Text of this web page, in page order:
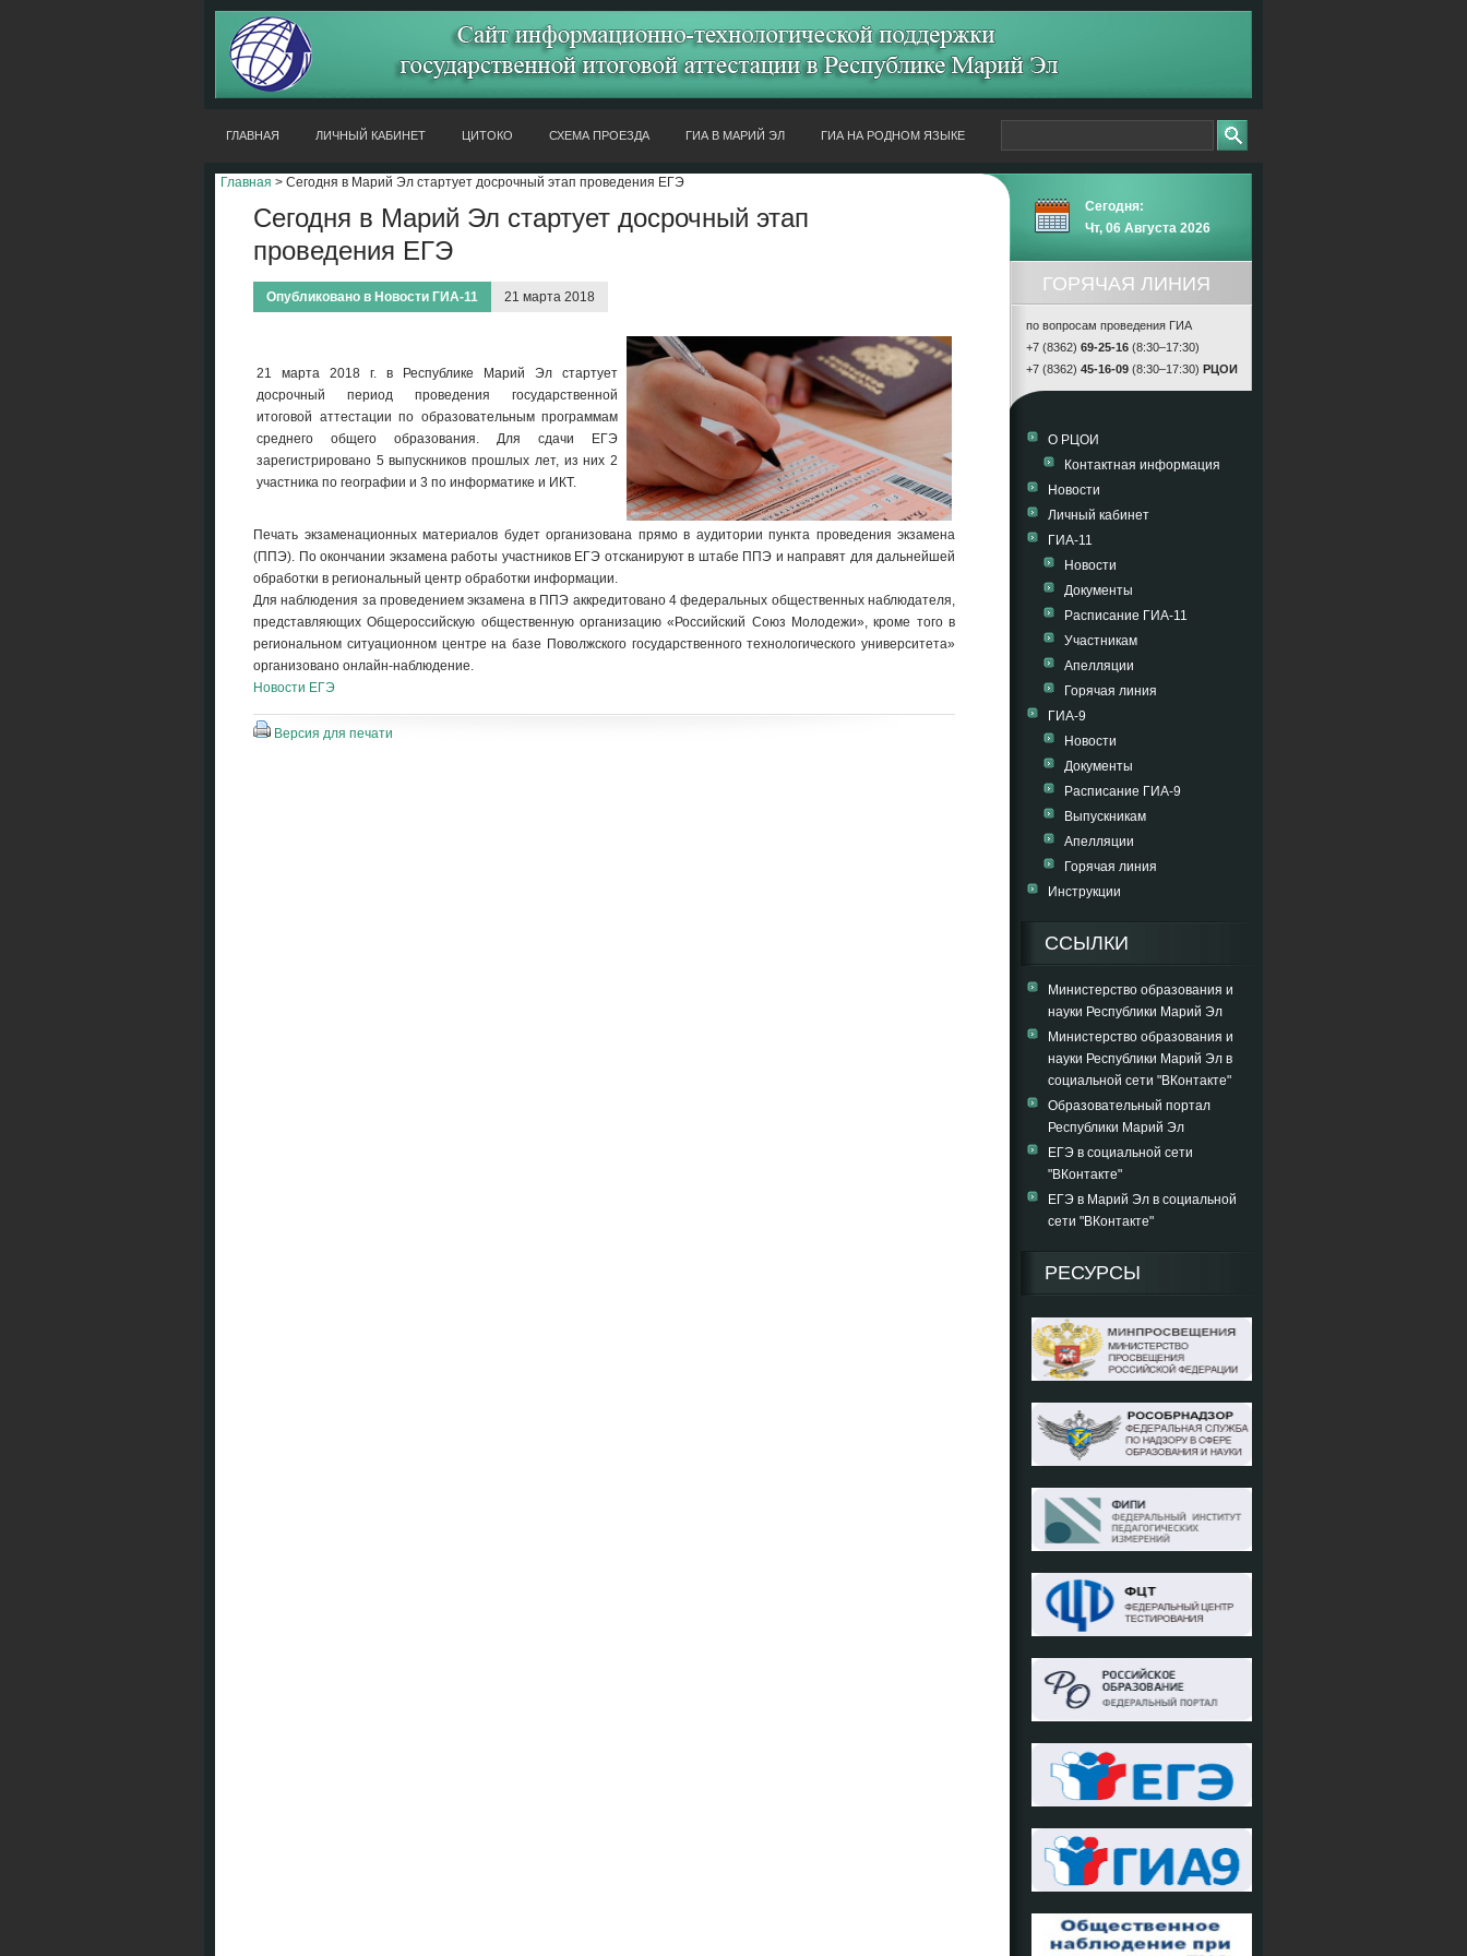
ГЛАВНАЯ ЛИЧНЫЙ КАБИНЕТ ЦИТОКО СХЕМА ПРОЕЗДА ГИА В МАРИЙ ЭЛ ГИА НА РОДНОМ ЯЗЫКЕ
Главная > Сегодня в Марий Эл стартует досрочный этап проведения ЕГЭ
Сегодня в Марий Эл стартует досрочный этап
проведения ЕГЭ
Опубликовано в Новости ГИА-11 21 марта 2018
21 марта 2018 г. в Республике Марий Эл стартует
досрочный период проведения государственной
итоговой аттестации по образовательным программам
среднего общего образования. Для сдачи ЕГЭ
зарегистрировано 5 выпускников прошлых лет, из них 2
участника по географии и 3 по информатике и ИКТ.
Печать экзаменационных материалов будет организована прямо в аудитории пункта проведения экзамена
(ППЭ). По окончании экзамена работы участников ЕГЭ отсканируют в штабе ППЭ и направят для дальнейшей
обработки в региональный центр обработки информации.
Для наблюдения за проведением экзамена в ППЭ аккредитовано 4 федеральных общественных наблюдателя,
представляющих Общероссийскую общественную организацию «Российский Союз Молодежи», кроме того в
региональном ситуационном центре на базе Поволжского государственного технологического университета»
организовано онлайн-наблюдение.
Новости ЕГЭ
Версия для печати
Сегодня:
Чт, 06 Августа 2026
ГОРЯЧАЯ ЛИНИЯ
по вопросам проведения ГИА
+7 (8362) 69-25-16 (8:30–17:30)
+7 (8362) 45-16-09 (8:30–17:30) РЦОИ
О РЦОИ
Контактная информация
Новости
Личный кабинет
ГИА-11
Новости
Документы
Расписание ГИА-11
Участникам
Апелляции
Горячая линия
ГИА-9
Новости
Документы
Расписание ГИА-9
Выпускникам
Апелляции
Горячая линия
Инструкции
ССЫЛКИ
Министерство образования и
науки Республики Марий Эл
Министерство образования и
науки Республики Марий Эл в
социальной сети "ВКонтакте"
Образовательный портал
Республики Марий Эл
ЕГЭ в социальной сети
"ВКонтакте"
ЕГЭ в Марий Эл в социальной
сети "ВКонтакте"
РЕСУРСЫ